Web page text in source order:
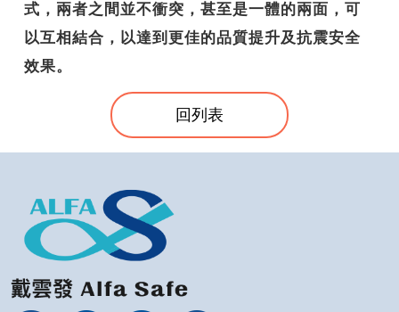
式，兩者之間並不衝突，甚至是一體的兩面，可
以互相結合，以達到更佳的品質提升及抗震安全
效果。
回列表